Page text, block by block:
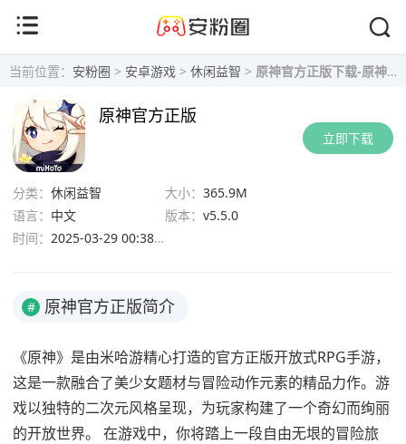
当前位置： 安粉圈 > 安卓游戏 > 休闲益智 > 原神官方正版下载-原神官服安卓下载v5.5.0
立即下载
原神官方正版
分类： 休闲益智 大小： 365.9M
语言： 中文 版本： v5.5.0
时间： 2025-03-29 00:38:16
# 原神官方正版简介
《原神》是由米哈游精心打造的官方正版开放式RPG手游，
这是一款融合了美少女题材与冒险动作元素的精品力作。游
戏以独特的二次元风格呈现，为玩家构建了一个奇幻而绚丽
的开放世界。 在游戏中，你将踏上一段自由无垠的冒险旅